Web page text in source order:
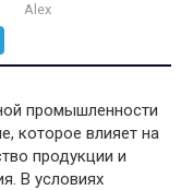
Alex
промышленности
которое влияет на
продукции и
В условиях